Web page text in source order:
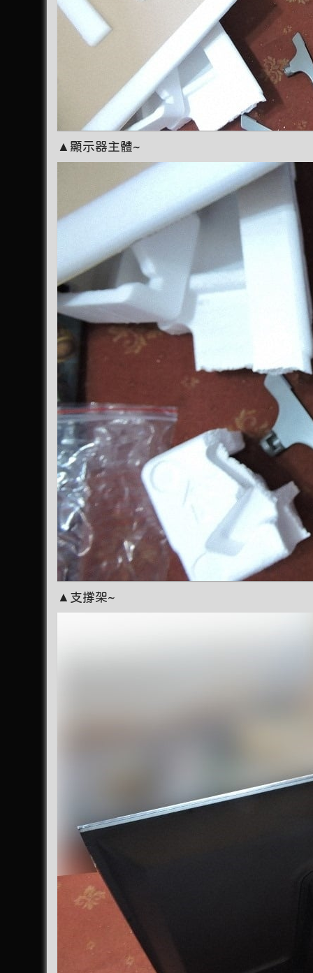
▲顯示器主體~
▲支撐架~